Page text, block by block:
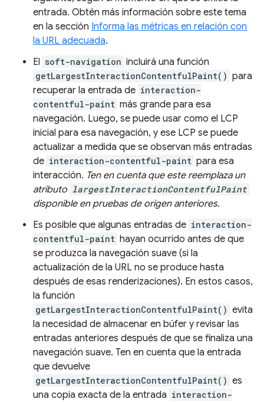
entrada. Obtén más información sobre este tema
en la sección Informa las métricas en relación con
la URL adecuada.
El soft-navigation incluirá una función
getLargestInteractionContentfulPaint() para
recuperar la entrada de interaction-
contentful-paint más grande para esa
navegación. Luego, se puede usar como el LCP
inicial para esa navegación, y ese LCP se puede
actualizar a medida que se observan más entradas
de interaction-contentful-paint para esa
interacción. Ten en cuenta que este reemplaza un
atributo largestInteractionContentfulPaint
disponible en pruebas de origen anteriores.
Es posible que algunas entradas de interaction-
contentful-paint hayan ocurrido antes de que
se produzca la navegación suave (si la
actualización de la URL no se produce hasta
después de esas renderizaciones). En estos casos,
la función
getLargestInteractionContentfulPaint() evita
la necesidad de almacenar en búfer y revisar las
entradas anteriores después de que se finaliza una
navegación suave. Ten en cuenta que la entrada
que devuelve
getLargestInteractionContentfulPaint() es
una copia exacta de la entrada interaction-